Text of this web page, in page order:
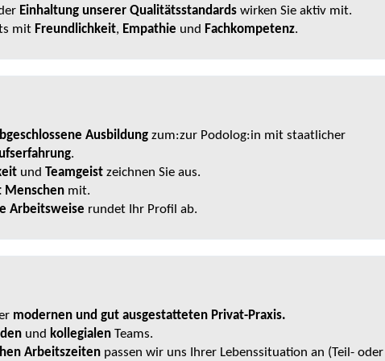
Einhaltung unserer Qualitätsstandards wirken Sie aktiv mit.
mit Freundlichkeit, Empathie und Fachkompetenz.
Ausbildung zum:zur Podolog:in mit staatlicher
.
und Teamgeist zeichnen Sie aus.
Menschen mit.
Arbeitsweise rundet Ihr Profil ab.
modernen und gut ausgestatteten Privat-Praxis.
und kollegialen Teams.
Arbeitszeiten passen wir uns Ihrer Lebenssituation an (Teil- oder